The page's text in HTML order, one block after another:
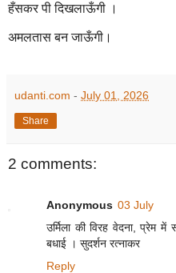
हँसकर पी दिखलाऊँगी ।
अमलतास बन जाऊँगी।
udanti.com - July 01, 2026
Share
2 comments:
Anonymous 03 July
उर्मिला की विरह वेदना, प्रेम
बधाई । सुदर्शन रत्नाकर
Reply